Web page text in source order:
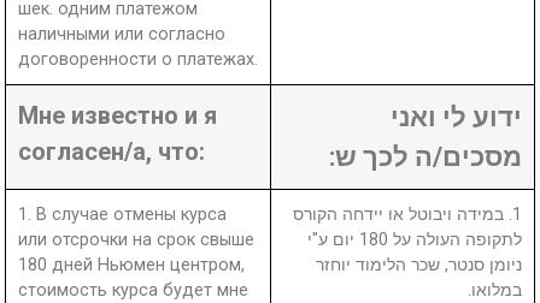
шек. одним платежом
наличными или согласно
договоренности о платежах.
Мне известно и я
согласен/а, что:
ידוע לי ואני
מסכים/ה לכך ש:
1. В случае отмены курса
или отсрочки на срок свыше
180 дней Ньюмен центром,
стоимость курса будет мне
1. במידה ויבוטל או יידחה הקורס
לתקופה העולה על 180 יום ע"י
ניומן סנטר, שכר הלימוד יוחזר
במלואו.